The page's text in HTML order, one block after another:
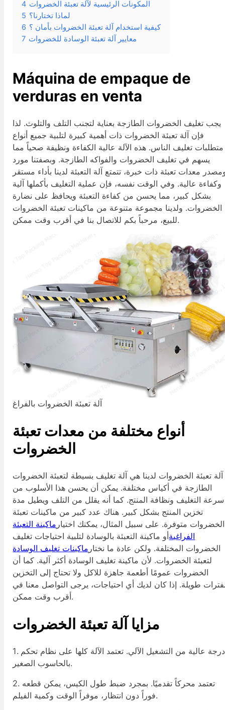
4 المكونات الرئيسية لآلة تعبئة الخضروات
5 لماذا تختارنا؟
6 كيفية استخدام آلة تعبئة الخضروات بأمان ؟
7 معايير آلة تعبئة الوسادة للخضروات
Máquina de empaque de
verduras en venta
يجب تغليف الخضروات الطازجة بعناية لتجنب التلف والتلوث. لذا
فإن آلة تعبئة الخضروات ذات أهمية كبيرة لتلبية جميع أنواع
متطلبات تغليف الناس. هذه الآلة عالية الكفاءة ونظيفة صحياً مما
يسهم في تغليف الخضروات والفواكه الطازجة. وبصفتنا مورد
معدات تعبئة ذات خبرة، تتمتع آلة التعبئة لدينا بأداء مستقر
وكفاءة عالية. وفي الوقت نفسه، فإن عملية التغليف بأكملها آلية
بشكل كبير، مما يحسن من كفاءة التعبئة ويحافظ على نضارة
الخضروات. ولدينا مجموعة متنوعة من ماكينات تعبئة الخضروات
للبيع، مرحباً بكم للاتصال بنا في أقرب وقت ممكن.
آلة تعبئة الخضروات بالفراغ
أنواع مختلفة من معدات تعبئة
الخضروات
آلة تعبئة الخضروات لدينا هي آلة تغليف بسيطة لتعبئة الخضروات
الطازجة في أكياس مختلفة. يمكن أن يحسن هذا الأسلوب من
سرعة التغليف ونظافة المنتج. كما أنه يقلل من التلف ويطيل مدة
تخزين المنتج بشكل كبير. هناك عدد كبير من ماكينات تعبئة
الخضروات متوفرة. على سبيل المثال، يمكنك اختيار ماكينة التعبئة
الفراغيةأو ماكينة التعبئة بالوسادة لتلبية احتياجات تغليف
الخضروات المختلفة. ولكن عادة ما نختار ماكينات تغليف الوسادة
لتعبئة الخضروات. لأن ماكينة تغليف الوسادة أكثر آلية. كما أن
الخضروات عمومًا أطعمة جاهزة للاكل ولا تحتاج إلى التخزين
طويلة. إذا كان لديك أي احتياجات، يرجى التواصل معنا في
أقرب وقت ممكن.
مزايا آلة تعبئة الخضروات
1. درجة عالية من التشغيل الآلي. تعتمد الآلة كلها على نظام تحكم
بالحاسوب الصغير.
2. تعتمد محركاً تقدميًا. بمجرد ضبط طول الكيس، يمكن قطعه
فوراً دون انتظار، موفراً الوقت وكمية الفيلم.